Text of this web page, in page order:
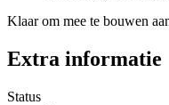
Klaar om mee te bouwen
Extra informatie
Status